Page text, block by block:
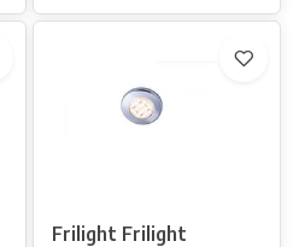
Frilight Frilight